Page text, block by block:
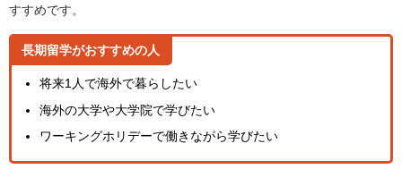
すすめです。
長期留学がおすすめの人
将来1人で海外で暮らしたい
海外の大学や大学院で学びたい
ワーキングホリデーで働きながら学びたい